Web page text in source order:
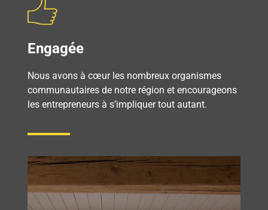
Engagée
Nous avons à cœur les nombreux organismes
communautaires de notre région et encourageons
les entrepreneurs à s’impliquer tout autant.